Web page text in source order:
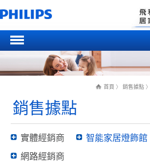
首頁 〉 銷售據點〉
銷售據點
實體經銷商
智能家居燈飾館
網路經銷商